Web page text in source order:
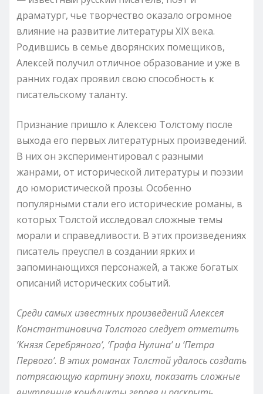
драматург, чье творчество оказало огромное
влияние на развитие литературы XIX века.
Родившись в семье дворянских помещиков,
Алексей получил отличное образование и уже в
ранних годах проявил свою способность к
писательскому таланту.
Признание пришло к Алексею Толстому после
выхода его первых литературных произведений.
В них он экспериментировал с разными
жанрами, от исторической литературы и поэзии
до юмористической прозы. Особенно
популярными стали его исторические романы, в
которых Толстой исследовал сложные темы
морали и справедливости. В этих произведениях
писатель преуспел в создании ярких и
запоминающихся персонажей, а также богатых
описаний исторических событий.
Среди самых известных произведений Алексея
Константиновича Толстого следует отметить
‘Князя Серебряного’, ‘Графа Нулина’ и ‘Петра
Первого’. В этих романах Толстой удалось создать
потрясающую картину эпохи, показать сложные